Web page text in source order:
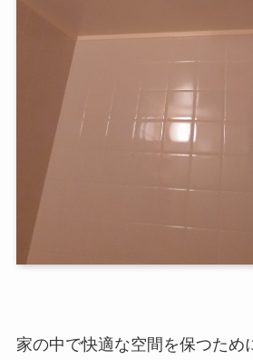
家の中で快適な空間を保つため